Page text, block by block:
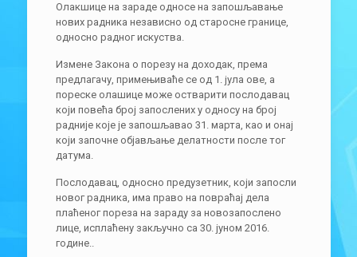
Олакшице на зараде односе на запошљавање
нових радника независно од старосне границе,
односно радног искуства.
Измене Закона о порезу на доходак, према
предлагачу, примењиваће се од 1. јула ове, а
пореске олашице може остварити послодавац
који повећа број запослених у односу на број
радније које је запошљавао 31. марта, као и онај
који започне објављање делатности после тог
датума.
Послодавац, односно предузетник, који запосли
новог радника, има право на повраћај дела
плаћеног пореза на зараду за новозапослено
лице, исплаћену закључно са 30. јуном 2016.
године..